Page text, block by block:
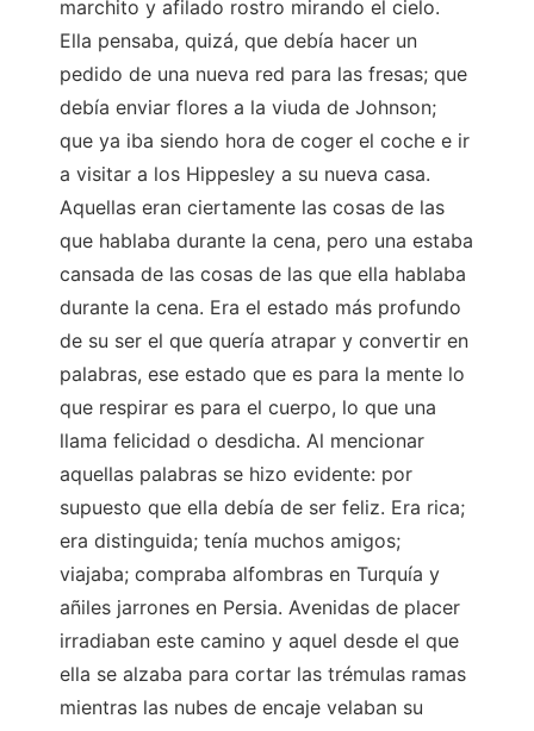
marchito y afilado rostro mirando el cielo.
Ella pensaba, quizá, que debía hacer un
pedido de una nueva red para las fresas; que
debía enviar flores a la viuda de Johnson;
que ya iba siendo hora de coger el coche e ir
a visitar a los Hippesley a su nueva casa.
Aquellas eran ciertamente las cosas de las
que hablaba durante la cena, pero una estaba
cansada de las cosas de las que ella hablaba
durante la cena. Era el estado más profundo
de su ser el que quería atrapar y convertir en
palabras, ese estado que es para la mente lo
que respirar es para el cuerpo, lo que una
llama felicidad o desdicha. Al mencionar
aquellas palabras se hizo evidente: por
supuesto que ella debía de ser feliz. Era rica;
era distinguida; tenía muchos amigos;
viajaba; compraba alfombras en Turquía y
añiles jarrones en Persia. Avenidas de placer
irradiaban este camino y aquel desde el que
ella se alzaba para cortar las trémulas ramas
mientras las nubes de encaje velaban su